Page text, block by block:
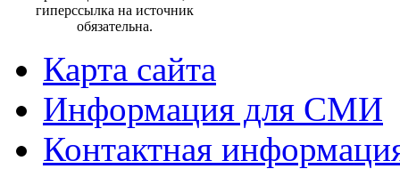
гиперссылка на источник
обязательна.
Карта сайта
Информация для СМИ
Контактная